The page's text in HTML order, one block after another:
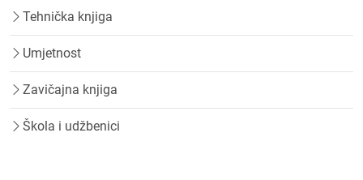
Tehnička knjiga
Umjetnost
Zavičajna knjiga
Škola i udžbenici